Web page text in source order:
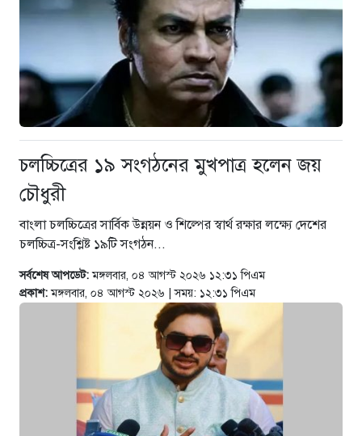
মোজতবা খামেনির সঙ্গে প্রেসিডেন্টের
সাক্ষাৎ
১১ ঘণ্টা আগে
শাপলা চত্বর হত্যাকাণ্ডের বিচার হবে :
স্বরাষ্ট্রমন্ত্রী
১১ ঘণ্টা আগে
তথ্যমন্ত্রী
১১ ঘণ্টা আগে
আমাদের নেতা মানবিক, কোনো বৈষম্য
হবে না : স্বরাষ্ট্রমন্ত্রী
১১ ঘণ্টা আগে
চলচ্চিত্রের ১৯ সংগঠনের মুখপাত্র হলেন জয়
চৌধুরী
বাংলা চলচ্চিত্রের সার্বিক উন্নয়ন ও শিল্পের স্বার্থ রক্ষার লক্ষ্যে দেশের
চলচ্চিত্র-সংশ্লিষ্ট ১৯টি সংগঠন...
সর্বশেষ আপডেট:মঙ্গলবার, ০৪ আগস্ট ২০২৬ ১২:৩১ পিএম
প্রকাশ:মঙ্গলবার, ০৪ আগস্ট ২০২৬ | সময়: ১২:৩১ পিএম